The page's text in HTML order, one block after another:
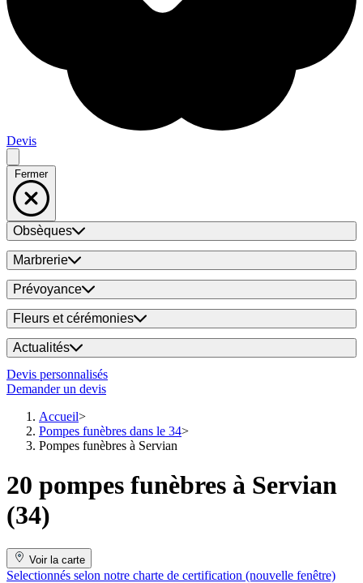
Devis
Fermer
Obsèques
Marbrerie
Prévoyance
Fleurs et cérémonies
Actualités
Devis personnalisés
Demander un devis
Accueil
Pompes funèbres dans le 34
Pompes funèbres à Servian
20 pompes funèbres à Servian
(34)
Voir la carte
Selectionnés selon notre charte de certification (nouvelle fenêtre)